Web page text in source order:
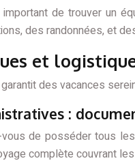
de trouver un
des randonnées, et
et
des vacances
:
de posséder tous
complète couvrant